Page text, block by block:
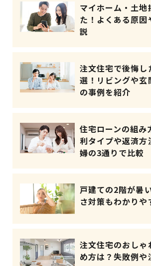
マイホーム・土地
た！よくある原因
説
注文住宅で後悔し
選！リビングや玄
の事例を紹介
住宅ローンの組み
利タイプや返済方
婦の3通りで比較
戸建ての2階が暑
さ対策もわかりや
注文住宅のおしゃ
め方は？失敗例や